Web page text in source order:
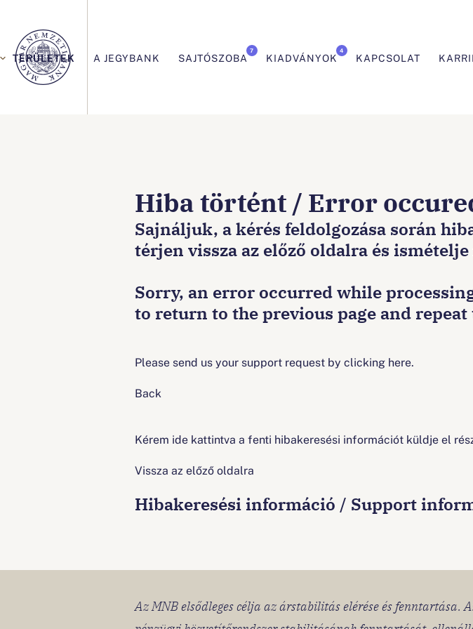
navigáció
TERÜLETEK A JEGYBANK SAJTÓSZOBA
7
KIADVÁNYOK
4
KAPCSOLAT
van:Főoldal
Hiba történt / Error
Sajnáljuk, a kérés feldolgozása során
térjen vissza az előző oldalra és
Sorry, an error occurred while
to return to the previous page and repeat
Please send us your support request by clicking here.
Back
Kérem ide kattintva a fenti hibakeresési információt küldje el
Vissza az előző oldalra
Hibakeresési információ / Support
Az MNB elsődleges célja az árstabilitás elérése és fenntartása.